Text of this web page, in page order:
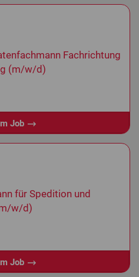
Fachrichtung
(m/w/d)
Job
für Spedition und
w/d)
Job